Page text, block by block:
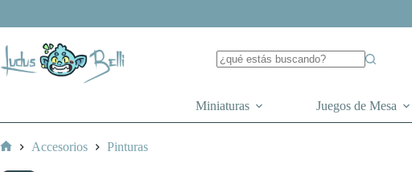
Miniaturas Juegos de Mesa
Accesorios Pinturas